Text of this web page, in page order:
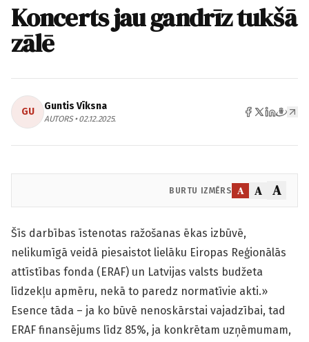
Koncerts jau gandrīz tukšā
zālē
GU Guntis Vīksna
AUTORS • 02.12.2025.
BURTU IZMĒRS A A A
Šīs darbības īstenotas ražošanas ēkas izbūvē,
nelikumīgā veidā piesaistot lielāku Eiropas Reģionālās
attīstības fonda (ERAF) un Latvijas valsts budžeta
līdzekļu apmēru, nekā to paredz normatīvie akti.»
Esence tāda – ja ko būvē nenoskārstai vajadzībai, tad
ERAF finansējums līdz 85%, ja konkrētam uzņēmumam,